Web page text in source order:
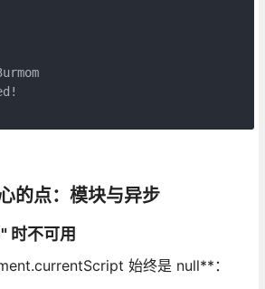
的点：模块与异步
时不可用
始终是 null**：